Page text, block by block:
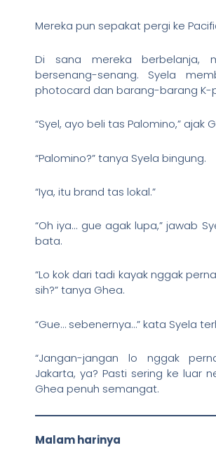
Mereka pun sepakat pergi ke
Di sana mereka berbelanja,
bersenang-senang. Syela
photocard dan barang-barang K-
“Syel, ayo beli tas Palomino,” ajak
“Palomino?” tanya Syela bingung.
“Iya, itu brand tas lokal.”
“Oh iya… gue agak lupa,” jawab
bata.
“Lo kok dari tadi kayak nggak
sih?” tanya Ghea.
“Gue… sebenernya…” kata Syela
“Jangan-jangan lo nggak
Jakarta, ya? Pasti sering ke luar
Ghea penuh semangat.
Malam harinya